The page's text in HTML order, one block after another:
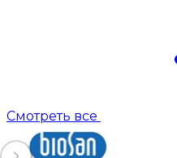
Смотреть все